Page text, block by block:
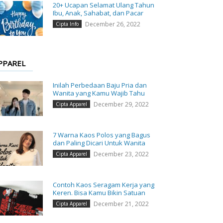
20+ Ucapan Selamat Ulang Tahun
Ibu, Anak, Sahabat, dan Pacar
Cipta Info December 26, 2022
Inilah Perbedaan Baju Pria dan
Wanita yang Kamu Wajib Tahu
Cipta Apparel December 29, 2022
7 Warna Kaos Polos yang Bagus
dan Paling Dicari Untuk Wanita
Cipta Apparel December 23, 2022
Contoh Kaos Seragam Kerja yang
Keren. Bisa Kamu Bikin Satuan
Cipta Apparel December 21, 2022